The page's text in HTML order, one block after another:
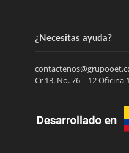
¿Necesitas ayuda?
Cr 13. No. 76 – 12